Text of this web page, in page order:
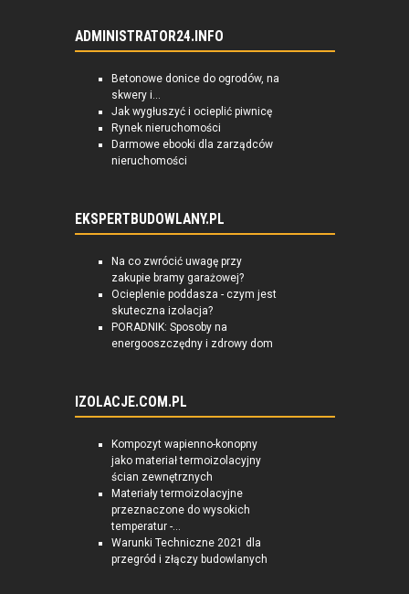
ADMINISTRATOR24.INFO
Betonowe donice do ogrodów, na
skwery i...
Jak wygłuszyć i ocieplić piwnicę
Rynek nieruchomości
Darmowe ebooki dla zarządców
nieruchomości
EKSPERTBUDOWLANY.PL
Na co zwrócić uwagę przy
zakupie bramy garażowej?
Ocieplenie poddasza - czym jest
skuteczna izolacja?
PORADNIK: Sposoby na
energooszczędny i zdrowy dom
IZOLACJE.COM.PL
Kompozyt wapienno-konopny
jako materiał termoizolacyjny
ścian zewnętrznych
Materiały termoizolacyjne
przeznaczone do wysokich
temperatur -...
Warunki Techniczne 2021 dla
przegród i złączy budowlanych